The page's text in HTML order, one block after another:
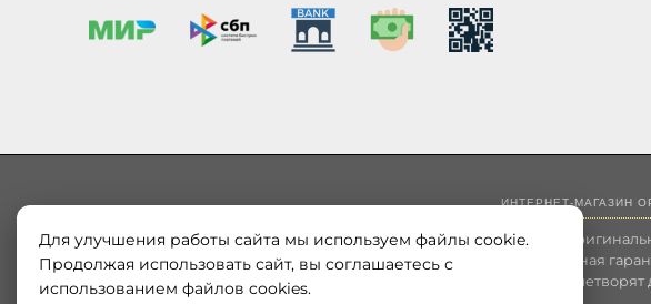
ИНТЕРНЕТ-МАГАЗИН
Наш магазин «ЕВРОПА СВЕТ» поставляет и продает в России
Европы и России. Только оригинальная продукция. Полноценная
модерн от интернет-магазина europa-svet.ru позволит
Для улучшения работы сайта мы используем файлы cookie.
Продолжая использовать сайт, вы соглашаетесь с
использованием файлов cookies.